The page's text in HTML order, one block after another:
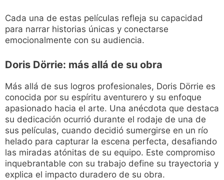
Cada una de estas películas refleja su capacidad
para narrar historias únicas y conectarse
emocionalmente con su audiencia.
Doris Dörrie: más allá de su obra
Más allá de sus logros profesionales, Doris Dörrie es
conocida por su espíritu aventurero y su enfoque
apasionado hacia el arte. Una anécdota que destaca
su dedicación ocurrió durante el rodaje de una de
sus películas, cuando decidió sumergirse en un río
helado para capturar la escena perfecta, desafiando
las miradas atónitas de su equipo. Este compromiso
inquebrantable con su trabajo define su trayectoria y
explica el impacto duradero de su obra.